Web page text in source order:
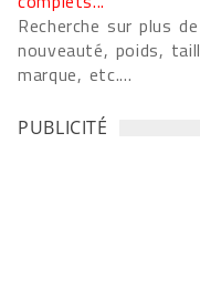
Recherche sur plus
nouveauté, poids,
marque, etc....
PUBLICITÉ